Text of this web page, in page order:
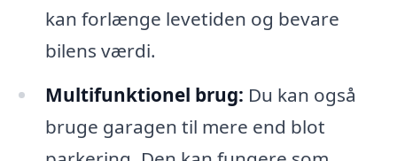
kan forlænge levetiden og bevare
bilens værdi.
Multifunktionel brug: Du kan også
bruge garagen til mere end blot